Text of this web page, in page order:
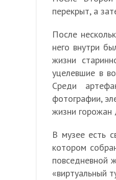
перекрыт, а
После
него внутри
жизни
уцелевшие в
Среди
фотографии,
жизни горожан
В музее есть
котором
повседневной
«виртуальный